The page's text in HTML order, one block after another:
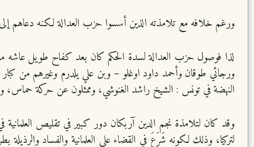
ورغم خلافه مع تلامذته الذين أسسوا حزب العدالة لكنه دعاهم
لذا فوصول حزب العدالة لسدة الحكم كان بعد كفاح طويل عاشه
ورجائي طوقان وأحمد داود اوغلو – وبن علي يلدرم وغيرهم من
النهضة في تونس : الشيخ راشد الغنوشي، وممثلون عن حركة حماس،
لتركيا، وذلك لكونه شَرَعَ في القضاء على العلمانية والفساد